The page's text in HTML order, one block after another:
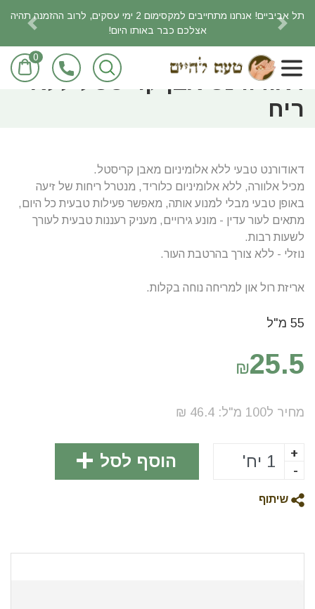
תל אביביים! אנחנו מתחייבים למקסימום 2 ימי עסקים, לרוב ההזמנה תהיה
אצלכם כבר באותו היום!
Next
0 ראשי מוצרי טיפוח
דאודורנט אבן קריסטל ללא
ריח
דאודורנט טבעי ללא אלומיניום מאבן קריסטל.
מכיל אלוורה, ללא אלומיניום כלוריד, מנטרל ריחות של זיעה
באופן טבעי מבלי למנוע אותה, מאפשר פעילות טבעית כל היום,
מתאים לעור עדין - מונע גירויים, מעניק רעננות טבעית לעורך
לשעות רבות.
נוזלי - ללא צורך בהרטבת העור.
אריזת רול און למריחה נוחה בקלות.
55 מ"ל
₪25.5
מחיר ל100 מ"ל:
46.4
₪
+
-
הוסף לסל
שיתוף